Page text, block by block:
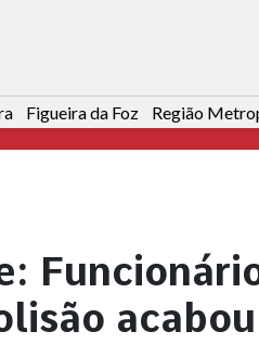
Figueira da Foz Região